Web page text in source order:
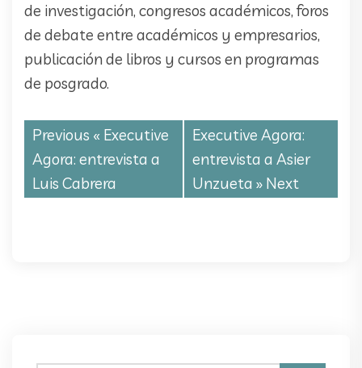
de investigación, congresos académicos, foros
de debate entre académicos y empresarios,
publicación de libros y cursos en programas
de posgrado.
Previous « Executive
Agora: entrevista a
Luis Cabrera
Executive Agora:
entrevista a Asier
Unzueta » Next